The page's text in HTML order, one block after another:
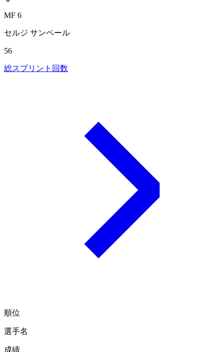
MF 6
セルジ サンペール
56
総スプリント回数
順位
選手名
成績